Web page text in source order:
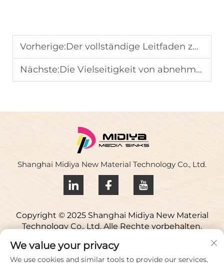
Vorherige:Der vollständige Leitfaden zur Anwendung von abnehmbarem mattem Vinyl
Nächste:Die Vielseitigkeit von abnehmbarem mattem Vinyl für gewerbliche Räume
Shanghai Midiya New Material Technology Co., Ltd.
Copyright © 2025 Shanghai Midiya New Material
Technology Co., Ltd. Alle Rechte vorbehalten.
Datenschutzrichtlinie
Kontaktieren Sie uns
We value your privacy
We use cookies and similar tools to provide our services.